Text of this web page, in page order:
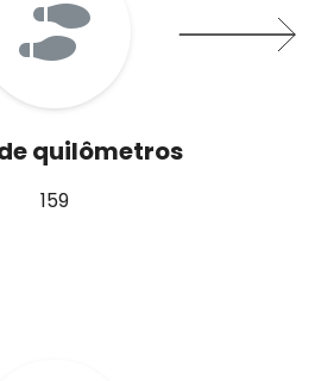
quilômetros
159